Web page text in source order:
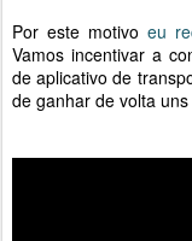
Por este motivo eu
Vamos incentivar a
de aplicativo de
de ganhar de volta